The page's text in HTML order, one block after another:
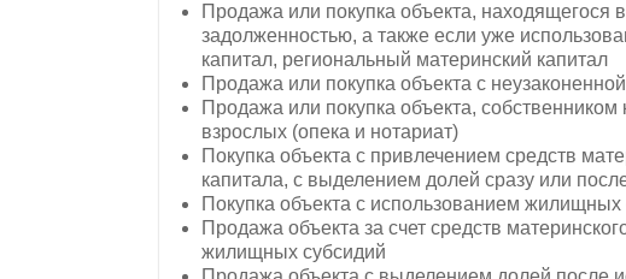
Продажа или покупка объекта, находящегося
задолженностью, а также если уже
капитал, региональный материнский капитал
Продажа или покупка объекта с
Продажа или покупка объекта, собственником
взрослых (опека и нотариат)
Покупка объекта с привлечением средств
капитала, с выделением долей сразу или
Покупка объекта с использованием жилищных
Продажа объекта за счет средств
жилищных субсидий